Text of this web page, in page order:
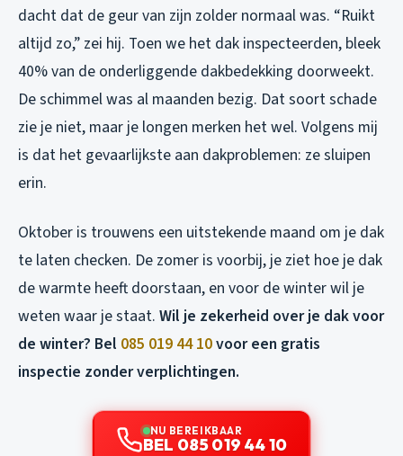
dacht dat de geur van zijn zolder normaal was. “Ruikt
altijd zo,” zei hij. Toen we het dak inspecteerden, bleek
40% van de onderliggende dakbedekking doorweekt.
De schimmel was al maanden bezig. Dat soort schade
zie je niet, maar je longen merken het wel. Volgens mij
is dat het gevaarlijkste aan dakproblemen: ze sluipen
erin.
Oktober is trouwens een uitstekende maand om je dak
te laten checken. De zomer is voorbij, je ziet hoe je dak
de warmte heeft doorstaan, en voor de winter wil je
weten waar je staat. Wil je zekerheid over je dak voor
de winter? Bel 085 019 44 10voor een gratis
inspectie zonder verplichtingen.
NU BEREIKBAAR
BEL 085 019 44 10